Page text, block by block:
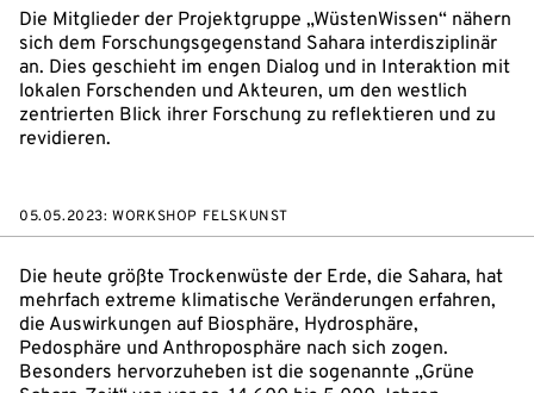
Die Mitglieder der Projektgruppe „WüstenWissen“ nähern
sich dem Forschungsgegenstand Sahara interdisziplinär
an. Dies geschieht im engen Dialog und in Interaktion mit
lokalen Forschenden und Akteuren, um den westlich
zentrierten Blick ihrer Forschung zu reflektieren und zu
revidieren.
05.05.2023: WORKSHOP FELSKUNST
Die heute größte Trockenwüste der Erde, die Sahara, hat
mehrfach extreme klimatische Veränderungen erfahren,
die Auswirkungen auf Biosphäre, Hydrosphäre,
Pedosphäre und Anthroposphäre nach sich zogen.
Besonders hervorzuheben ist die sogenannte „Grüne